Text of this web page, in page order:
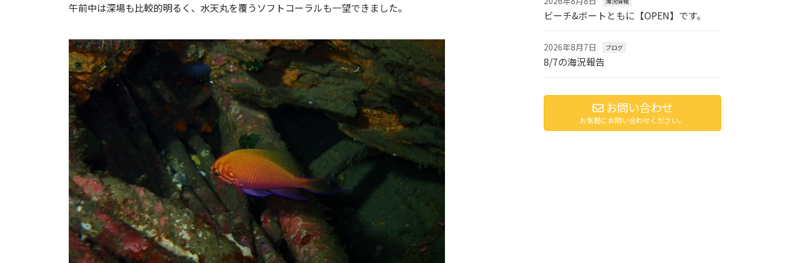
午前中は深場も比較的明るく、水天丸を覆うソフトコーラルも一望できました。
ビーチ&ボートともに【OPEN】です。
2026年8月7日 ブログ
8/7の海況報告
お問い合わせ
お気軽にお問い合わせください。